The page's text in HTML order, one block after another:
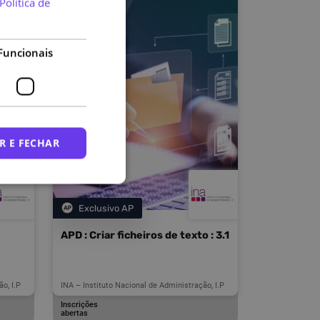
I.P
APD : Criar ficheiros de texto : 3.1
INA – Instituto Nacional de Administração, I.P
Categoria
Exclusivo AP
Inscrições
abertas
E FECHAR